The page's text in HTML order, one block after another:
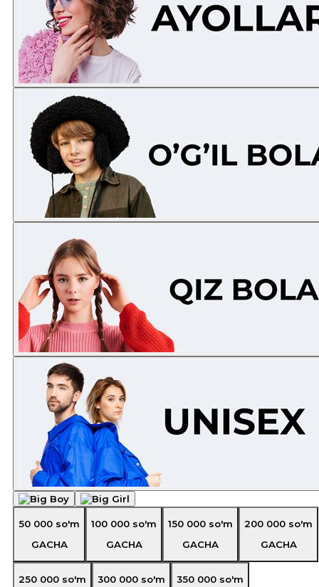
50 000 so'm
GACHA
100 000 so'm
GACHA
150 000 so'm
GACHA
200 000 so'm
GACHA
250 000 so'm
300 000 so'm
350 000 so'm